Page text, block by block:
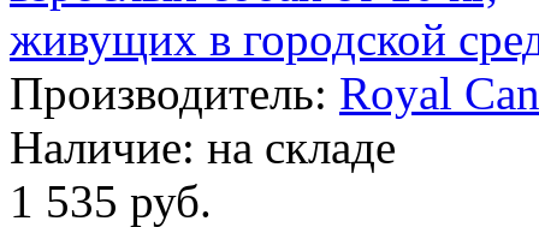
Производитель: Royal
Наличие: на складе
1 535 руб.